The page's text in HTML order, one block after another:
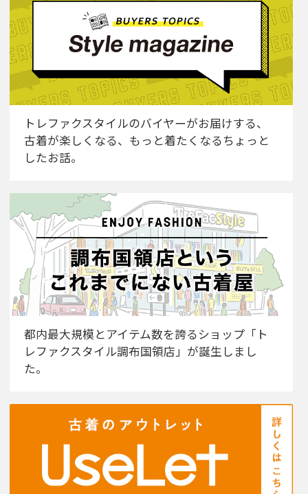
トレファクスタイルのバイヤーがお届けする、
古着が楽しくなる、もっと着たくなるちょっと
したお話。
都内最大規模とアイテム数を誇るショップ「ト
レファクスタイル調布国領店」が誕生しまし
た。